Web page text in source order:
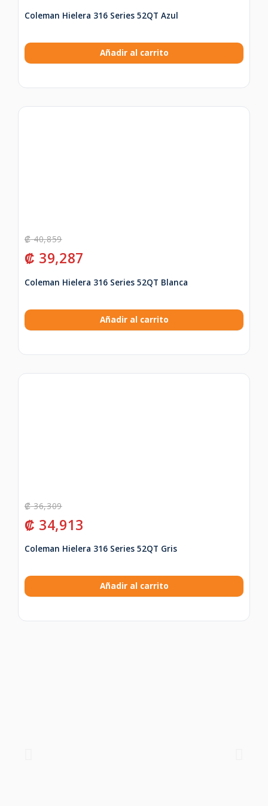
Coleman Hielera 316 Series 52QT Azul
Añadir al carrito
₡40,859
₡ 39,287
Coleman Hielera 316 Series 52QT Blanca
Añadir al carrito
₡36,309
₡ 34,913
Coleman Hielera 316 Series 52QT Gris
Añadir al carrito